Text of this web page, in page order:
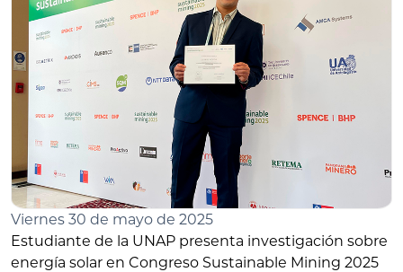
Viernes 30 de mayo de 2025
Estudiante de la UNAP presenta investigación sobre
energía solar en Congreso Sustainable Mining 2025